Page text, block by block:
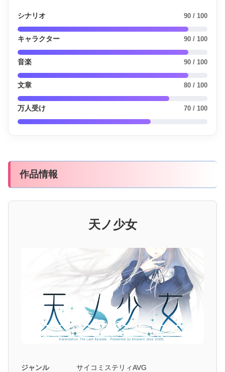
シナリオ 90 / 100
キャラクター 90 / 100
音楽 90 / 100
文章 80 / 100
万人受け 70 / 100
作品情報
天ノ少女
ジャンル サイコミステリィAVG